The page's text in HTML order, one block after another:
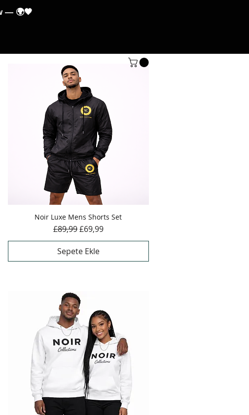
— 🌍🖤
Hızlı Bakış
Noir Luxe Mens Shorts Set
Normal Fiyat
£89,99İndirimli Fiyat
£69,99
Sepete Ekle